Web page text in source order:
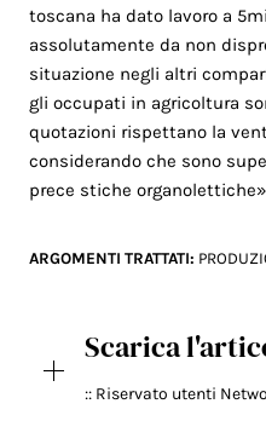
toscana ha dato lavoro a
assolutamente da non
situazione negli altri
gli occupati in agricoltura
quotazioni rispettano la
considerando che sono
prece stiche
ARGOMENTI TRATTATI:
Scarica
:: Riservato utenti